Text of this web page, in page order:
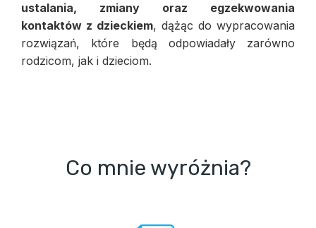
ustalania, zmiany oraz egzekwowania
kontaktów z dzieckiem, dążąc do wypracowania
rozwiązań, które będą odpowiadały zarówno
rodzicom, jak i dzieciom.
Co mnie wyróżnia?